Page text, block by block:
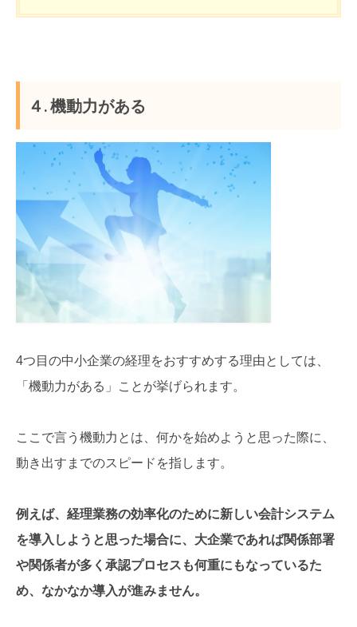
４. 機動力がある
4つ目の中小企業の経理をおすすめする理由としては、
「機動力がある」ことが挙げられます。
ここで言う機動力とは、何かを始めようと思った際に、
動き出すまでのスピードを指します。
例えば、経理業務の効率化のために新しい会計システム
を導入しようと思った場合に、大企業であれば関係部署
や関係者が多く承認プロセスも何重にもなっているた
め、なかなか導入が進みません。